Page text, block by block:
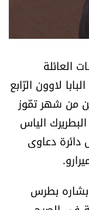
العائلة
لاوون الرّابع
من شهر تمّوز
الياس
دائرة دعاوى
بشاره بطرس